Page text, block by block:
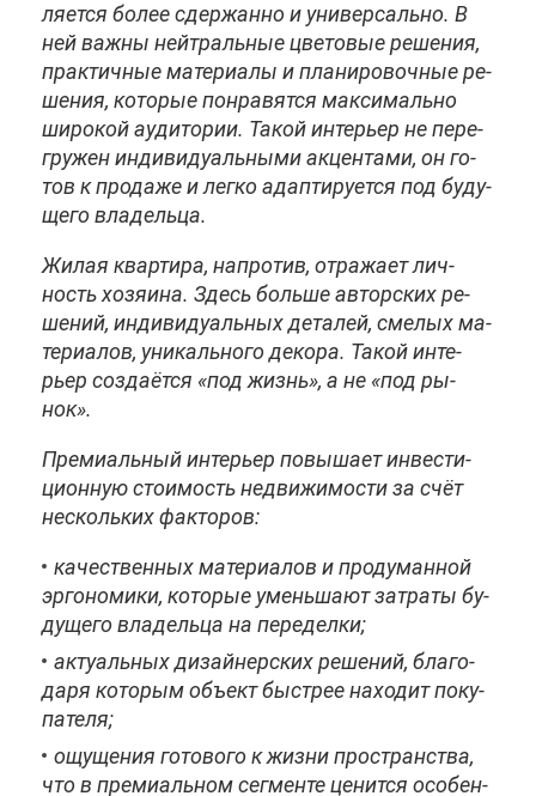
ля­ет­ся бо­лее сдер­жан­но и уни­вер­саль­но. В
ней важ­ны ней­траль­ные цве­то­вые ре­ше­ния,
прак­тич­ные ма­те­ри­а­лы и пла­ни­ро­воч­ные ре­
ше­ния, ко­то­рые по­нра­вят­ся мак­си­маль­но
ши­ро­кой ауди­то­рии. Та­кой ин­те­рьер не пе­ре­
гру­жен ин­ди­ви­ду­аль­ны­ми ак­цен­та­ми, он го­
тов к про­да­же и лег­ко адап­ти­ру­ет­ся под бу­ду­
ще­го вла­дель­ца.
Жи­лая квар­ти­ра, на­про­тив, от­ра­жа­ет лич­
ность хо­зя­и­на. Здесь боль­ше ав­тор­ских ре­
ше­ний, ин­ди­ви­ду­аль­ных де­та­лей, сме­лых ма­
те­ри­а­лов, уни­каль­но­го де­ко­ра. Та­кой ин­те­
рьер со­зда­ёт­ся «под жизнь», а не «под ры­
нок».
Пре­ми­аль­ный ин­те­рьер по­вы­ша­ет ин­ве­сти­
ци­он­ную сто­и­мость недви­жи­мо­сти за счёт
несколь­ких фак­то­ров:
ка­че­ствен­ных ма­те­ри­а­лов и про­ду­ман­ной
эр­го­но­ми­ки, ко­то­рые умень­ша­ют за­тра­ты бу­
ду­ще­го вла­дель­ца на пе­ре­дел­ки;
ак­ту­аль­ных ди­зай­нер­ских ре­ше­ний, бла­го­
да­ря ко­то­рым объ­ект быст­рее на­хо­дит по­ку­
па­те­ля;
ощу­ще­ния го­то­во­го к жиз­ни про­стран­ства,
что в пре­ми­аль­ном сег­мен­те це­нит­ся осо­бен­